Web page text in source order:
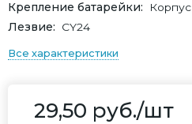
Крепление батарейки
Корпус
Лезвие
СY24
Все характеристики
29,50 руб./шт